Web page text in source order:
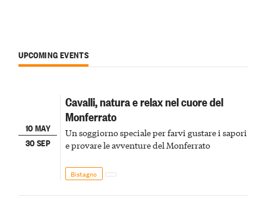
UPCOMING EVENTS
10 MAY
30 SEP
Cavalli, natura e relax nel cuore del
Monferrato
Un soggiorno speciale per farvi gustare i sapori
e provare le avventure del Monferrato
Bistagno